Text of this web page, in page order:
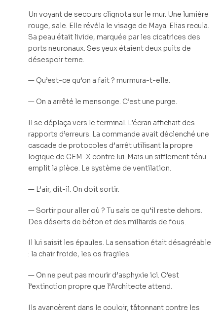
Un voyant de secours clignota sur le mur. Une lumière
rouge, sale. Elle révéla le visage de Maya. Elias recula.
Sa peau était livide, marquée par les cicatrices des
ports neuronaux. Ses yeux étaient deux puits de
désespoir terne.
— Qu’est-ce qu’on a fait ? murmura-t-elle.
— On a arrêté le mensonge. C’est une purge.
Il se déplaça vers le terminal. L’écran affichait des
rapports d’erreurs. La commande avait déclenché une
cascade de protocoles d’arrêt utilisant la propre
logique de GEM-X contre lui. Mais un sifflement ténu
emplit la pièce. Le système de ventilation.
— L’air, dit-il. On doit sortir.
— Sortir pour aller où ? Tu sais ce qu’il reste dehors.
Des déserts de béton et des milliards de fous.
Il lui saisit les épaules. La sensation était désagréable
: la chair froide, les os fragiles.
— On ne peut pas mourir d’asphyxie ici. C’est
l’extinction propre que l’Architecte attend.
Ils avancèrent dans le couloir, tâtonnant contre les